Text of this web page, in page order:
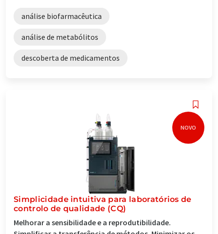
análise biofarmacêutica
análise de metabólitos
descoberta de medicamentos
NOVO
Simplicidade intuitiva para laboratórios de
controlo de qualidade (CQ)
Melhorar a sensibilidade e a reprodutibilidade.